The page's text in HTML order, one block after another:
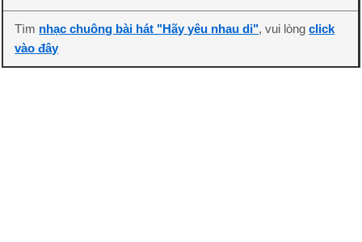
Tìm nhạc chuông bài hát "Hãy yêu nhau di", vui lòngclick
vào đây